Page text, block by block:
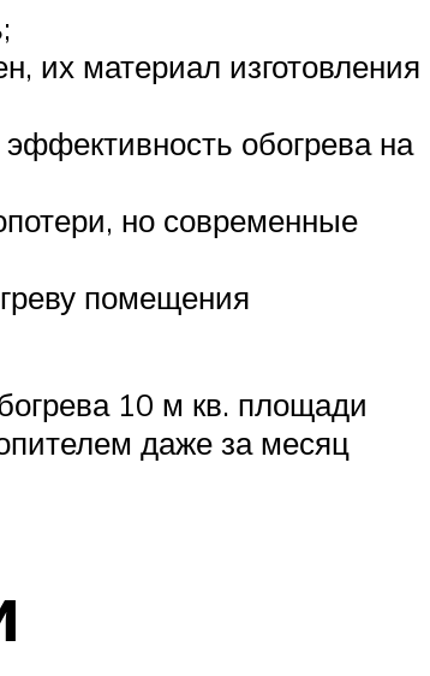
их материал изготовления
обогрева на
но современные
помещения
10 м кв. площади
даже за месяц